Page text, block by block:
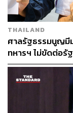
THAILAND
ศาลรัฐธรรมนูญมี
ทหารฯ ไม่ขัดต่อรั
เสรีภาพ